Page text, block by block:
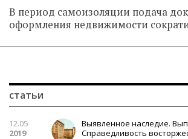
В период самоизоляции подача
оформления недвижимости
статьи
12.05
2019
Выявленное наследие.
Справедливость